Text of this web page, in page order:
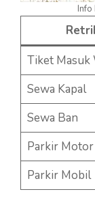
Info
Tiket Masuk
Sewa Kapal
Sewa Ban
Parkir Motor
Parkir Mobil